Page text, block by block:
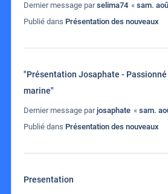
Dernier message parselima74 « sam.
Publié dans Présentation des nouveaux
"Présentation Josaphate - Passionné
marine"
Dernier message parjosaphate « sam.
Publié dans Présentation des nouveaux
Presentation